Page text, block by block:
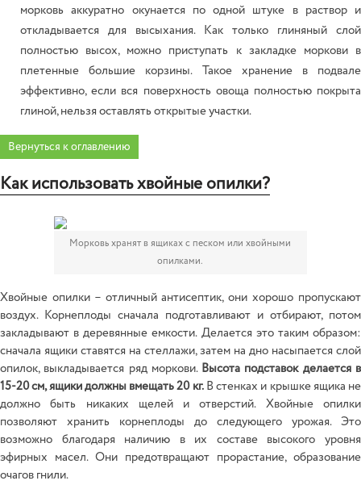
морковь аккуратно окунается по одной штуке в раствор и
откладывается для высыхания. Как только глиняный слой
полностью высох, можно приступать к закладке моркови в
плетенные большие корзины. Такое хранение в подвале
эффективно, если вся поверхность овоща полностью покрыта
глиной, нельзя оставлять открытые участки.
Вернуться к оглавлению
Как использовать хвойные опилки?
Морковь хранят в ящиках с песком или хвойными
опилками.
Хвойные опилки – отличный антисептик, они хорошо пропускают
воздух. Корнеплоды сначала подготавливают и отбирают, потом
закладывают в деревянные емкости. Делается это таким образом:
сначала ящики ставятся на стеллажи, затем на дно насыпается слой
опилок, выкладывается ряд моркови. Высота подставок делается в
15-20 см, ящики должны вмещать 20 кг.В стенках и крышке ящика не
должно быть никаких щелей и отверстий. Хвойные опилки
позволяют хранить корнеплоды до следующего урожая. Это
возможно благодаря наличию в их составе высокого уровня
эфирных масел. Они предотвращают прорастание, образование
очагов гнили.